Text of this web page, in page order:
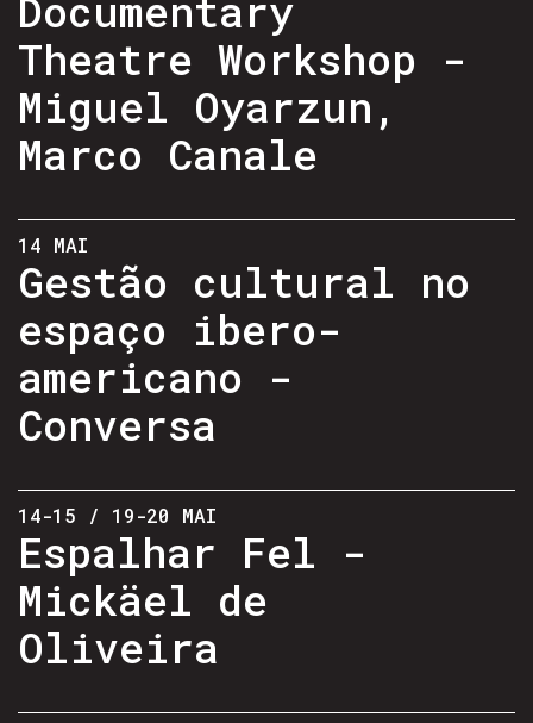
Theatre Workshop -
Miguel Oyarzun,
Marco Canale
14 MAI
Gestão cultural no
espaço ibero-
americano -
Conversa
14-15 / 19-20 MAI
Espalhar Fel -
Mickäel de
Oliveira